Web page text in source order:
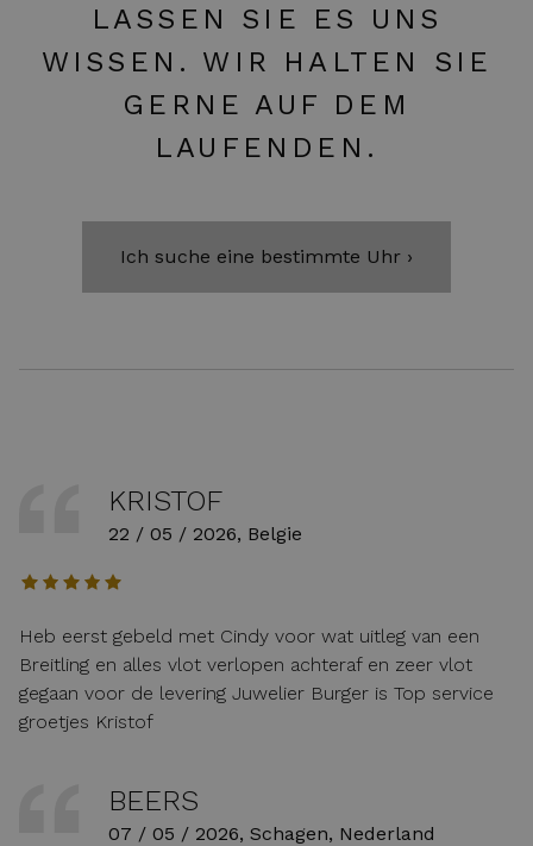
LASSEN SIE ES UNS
WISSEN. WIR HALTEN SIE
GERNE AUF DEM
LAUFENDEN.
Ich suche eine bestimmte Uhr ›
KRISTOF
22 / 05 / 2026, Belgie
Heb eerst gebeld met Cindy voor wat uitleg van een
Breitling en alles vlot verlopen achteraf en zeer vlot
gegaan voor de levering Juwelier Burger is Top service
groetjes Kristof
BEERS
07 / 05 / 2026, Schagen, Nederland